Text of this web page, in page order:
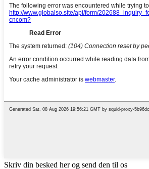
Skriv din besked her og send den til os